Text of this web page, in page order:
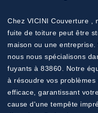
Chez VICINI Couverture ,
fuite de toiture peut être
maison ou une
nous nous spécialisons
fuyants à 83860. Notre
à résoudre vos
efficace, garantissant
cause d'une tempête